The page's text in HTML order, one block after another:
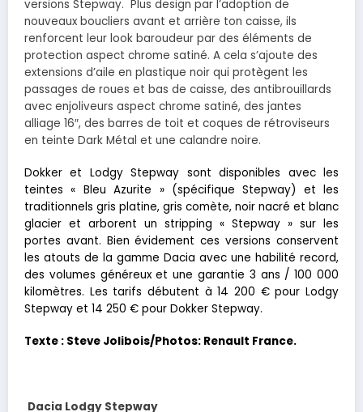
versions Stepway. Plus design par l’adoption de
nouveaux boucliers avant et arrière ton caisse, ils
renforcent leur look baroudeur par des éléments de
protection aspect chrome satiné. A cela s’ajoute des
extensions d’aile en plastique noir qui protègent les
passages de roues et bas de caisse, des antibrouillards
avec enjoliveurs aspect chrome satiné, des jantes
alliage 16″, des barres de toit et coques de rétroviseurs
en teinte Dark Métal et une calandre noire.
Dokker et Lodgy Stepway sont disponibles avec les
teintes « Bleu Azurite » (spécifique Stepway) et les
traditionnels gris platine, gris comète, noir nacré et blanc
glacier et arborent un stripping « Stepway » sur les
portes avant. Bien évidement ces versions conservent
les atouts de la gamme Dacia avec une habilité record,
des volumes généreux et une garantie 3 ans / 100 000
kilomètres. Les tarifs débutent à 14 200 € pour Lodgy
Stepway et 14 250 € pour Dokker Stepway.
Texte : Steve Jolibois/Photos: Renault France.
Dacia Lodgy Stepway